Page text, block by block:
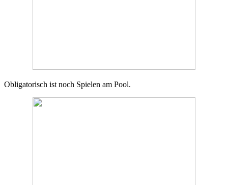
Obligatorisch ist noch Spielen am Pool.